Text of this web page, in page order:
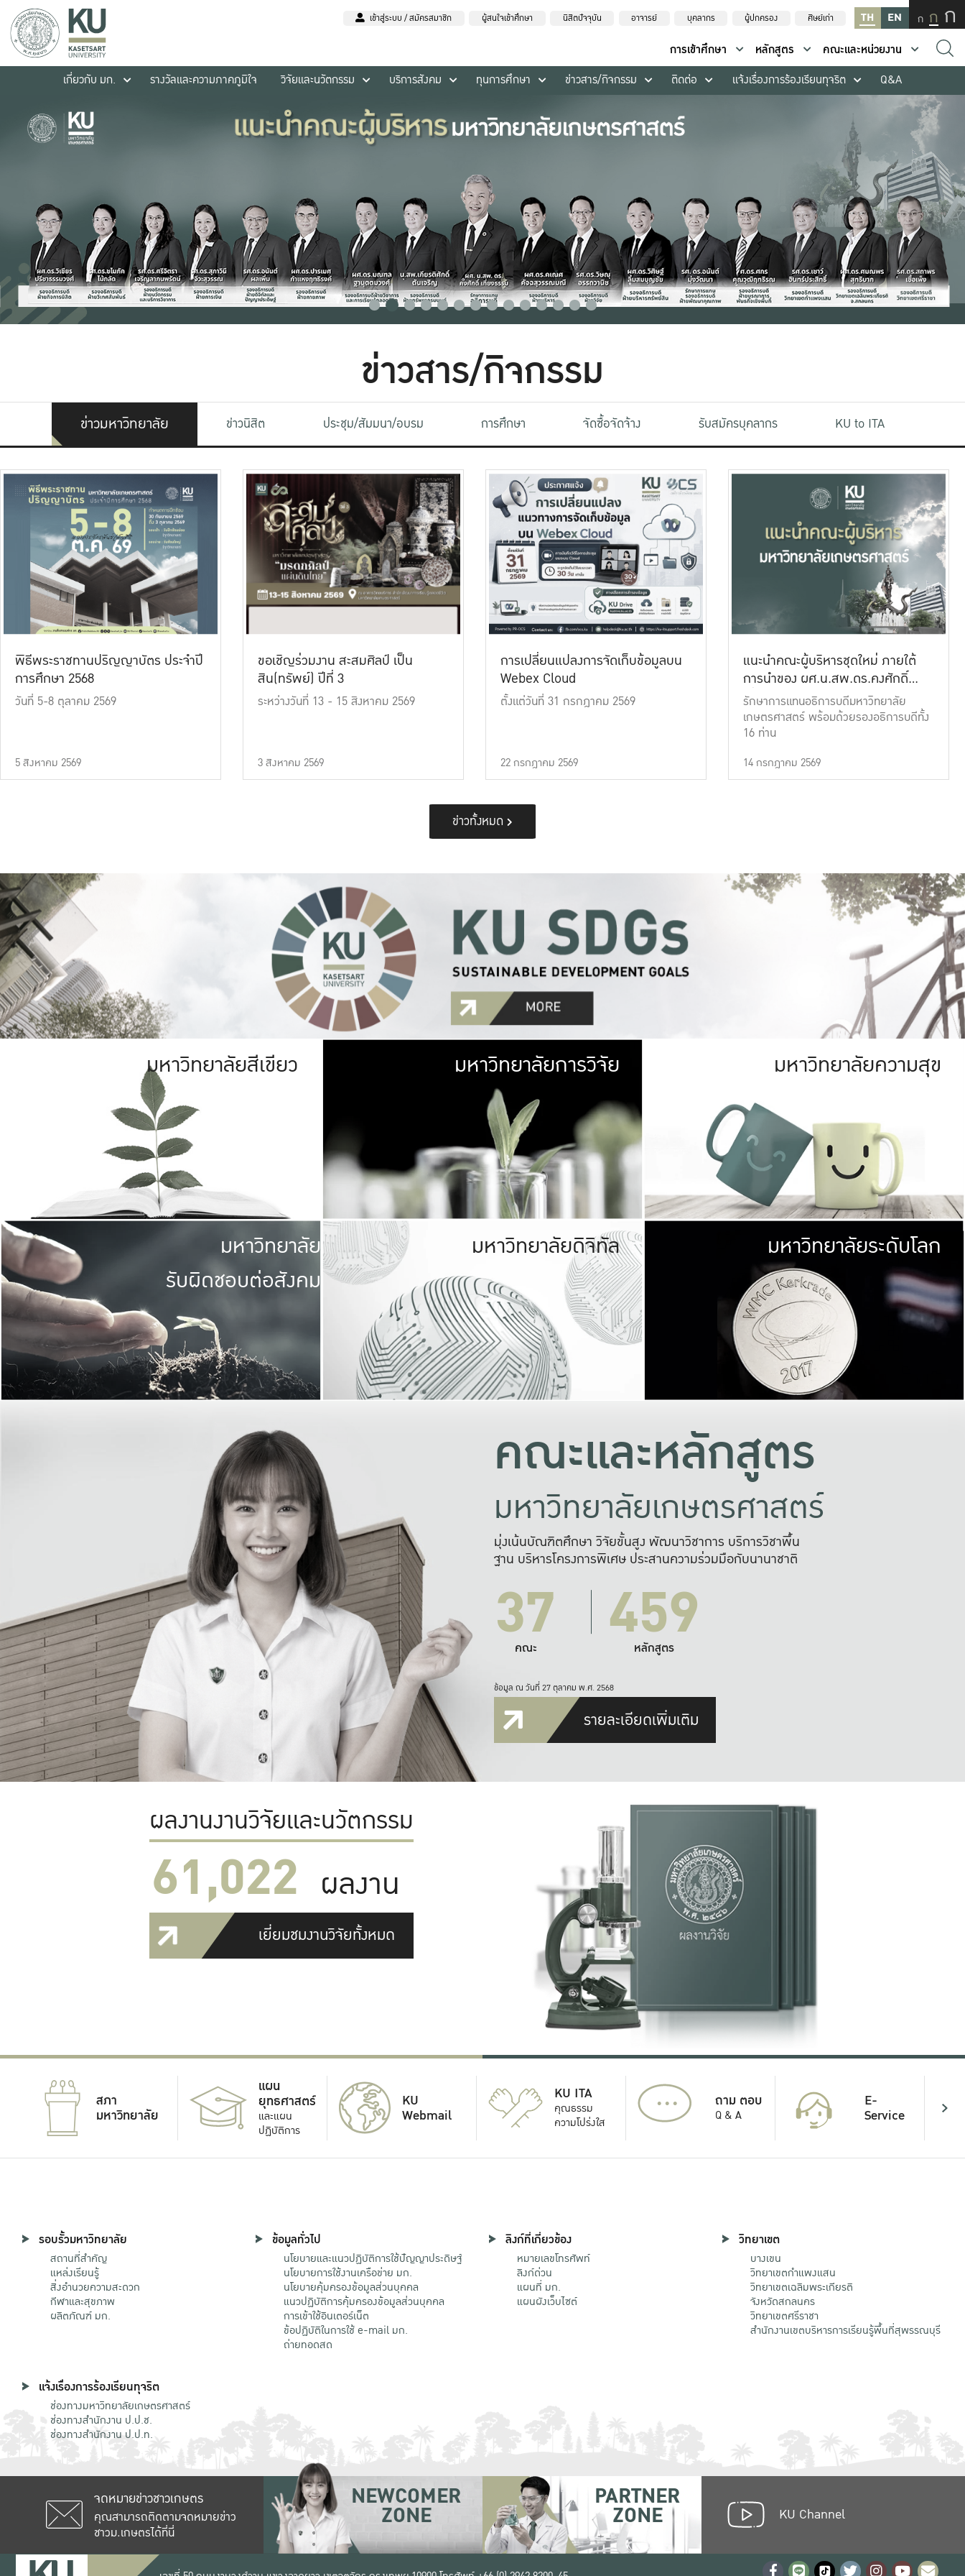
เข้าสู่ระบบ / สมัครสมาชิก ผู้สนใจเข้าศึกษา นิสิตปัจจุบัน อาจารย์ บุคลากร ผู้ปกครอง ศิษย์เก่า TH EN ก ก ก
การเข้าศึกษา หลักสูตร
คณะและหน่วยงาน
เกี่ยวกับ มก.
รางวัลและความภาคภูมิใจ วิจัยและนวัตกรรม บริการสังคม ทุนการศึกษา ข่าวสาร/กิจกรรม ติดต่อ แจ้งเรื่องการร้องเรียนทุจริต Q&A
ข่าวสาร/กิจกรรม
ข่าวมหาวิทยาลัย ข่าวนิสิต ประชุม/สัมมนา/อบรม การศึกษา จัดซื้อจัดจ้าง รับสมัครบุคลากร KU to ITA
พิธีพระราชทานปริญญาบัตร ประจำปี
การศึกษา 2568
วันที่ 5-8 ตุลาคม 2569
5 สิงหาคม 2569
ขอเชิญร่วมงาน สะสมศิลป์ เป็น
สิน(ทรัพย์) ปีที่ 3
ระหว่างวันที่ 13 - 15 สิงหาคม 2569
3 สิงหาคม 2569
การเปลี่ยนแปลงการจัดเก็บข้อมูลบน
Webex Cloud
ตั้งแต่วันที่ 31 กรกฎาคม 2569
22 กรกฎาคม 2569
แนะนำคณะผู้บริหารชุดใหม่ ภายใต้
การนำของ ผศ.น.สพ.ดร.คงศักดิ์
เที่ยงธรรม
รักษาการแทนอธิการบดีมหาวิทยาลัย
เกษตรศาสตร์ พร้อมด้วยรองอธิการบดีทั้ง
16 ท่าน
14 กรกฎาคม 2569
ข่าวทั้งหมด
มหาวิทยาลัยสีเขียว มหาวิทยาลัย
เกษตรศาสตร์ มีพื้นที่เขียวสดใส หนาแน่น
เป็นป่าในเมือง (URBAN FOREST)
เกษตรในเมือง (URBAN AGRICULTURE)
ที่นับรวมกันได้ประมาณ 1,400 ไร่
มหาวิทยาลัยการวิจัย มหาวิทยาลัย
ให้กับประชาชน
มหาวิทยาลัยความสุข
มหาวิทยาลัย
รับผิดชอบต่อสังคม
มหาวิทยาลัยรับผิดชอบต่อสังคม
ร่วมมือกับชุมชน เพื่อความกินดีอยู่ดี
และความสุขอย่างยั่งยืน
มองปัญหาในภาพกว้าง
แก้ไขจากปัญหาจุดเล็กๆ
มหาวิทยาลัยดิจิทัล มหาวิทยา
พร้อมที่จ
และผลักดันในการใช้ระบบส
เพื่อการทำงานแ
มหาวิทยาลัยระดับโลก
คณะและหลักสูตร
มหาวิทยาลัยเกษตรศาสตร์
มุ่งเน้นบัณฑิตศึกษา วิจัยขั้นสูง พัฒนาวิชาการ บริการวิชาพื้น
ฐาน บริหารโครงการพิเศษ ประสานความร่วมมือกับนานาชาติ
37
คณะ 459
หลักสูตร
ข้อมูล ณ วันที่ 27 ตุลาคม พ.ศ. 2568
รายละเอียดเพิ่มเติม
ผลงานงานวิจัยและนวัตกรรม
61,022 ผลงาน
เยี่ยมชมงานวิจัยทั้งหมด
สภา
มหาวิทยาลัย
แผน
ยุทธศาสตร์
และแผน
ปฏิบัติการ
KU
Webmail
KU ITA
คุณธรรม
ความโปร่งใส
... ถาม ตอบ
Q & A
E-
Service
รอบรั้วมหาวิทยาลัย
สถานที่สำคัญ
แหล่งเรียนรู้
สิ่งอำนวยความสะดวก
กีฬาและสุขภาพ
ผลิตภัณฑ์ มก.
ข้อมูลทั่วไป
นโยบายและแนวปฏิบัติการใช้ปัญญาประดิษฐ์
นโยบายการใช้งานเครือข่าย มก.
นโยบายคุ้มครองข้อมูลส่วนบุคคล
แนวปฏิบัติการคุ้มครองข้อมูลส่วนบุคคล
การเข้าใช้อินเตอร์เน็ต
ข้อปฏิบัติในการใช้ e-mail มก.
ถ่ายทอดสด
ลิงก์ที่เกี่ยวข้อง
หมายเลขโทรศัพท์
ลิงก์ด่วน
แผนที่ มก.
แผนผังเว็บไซต์
วิทยาเขต
บางเขน
วิทยาเขตกําแพงแสน
วิทยาเขตเฉลิมพระเกียรติ
จังหวัดสกลนคร
วิทยาเขตศรีราชา
สำนักงานเขตบริหารการเรียนรู้พื้นที่สุพรรณบุรี
แจ้งเรื่องการร้องเรียนทุจริต
ช่องทางมหาวิทยาลัยเกษตรศาสตร์
ช่องทางสำนักงาน ป.ป.ช.
ช่องทางสำนักงาน ป.ป.ท.
จดหมายข่าวชาวเกษตร
คุณสามารถติดตามจดหมายข่าว
ชาวม.เกษตรได้ที่นี่
NEWCOMER
ZONE
PARTNER
ZONE KU Channel